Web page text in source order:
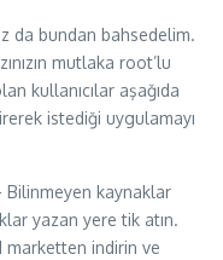
da bundan bahsedelim.
mutlaka root’lu
kullanıcılar aşağıda
istediği uygulamayı
kaynaklar
yazan yere tik atın.
marketten indirin ve